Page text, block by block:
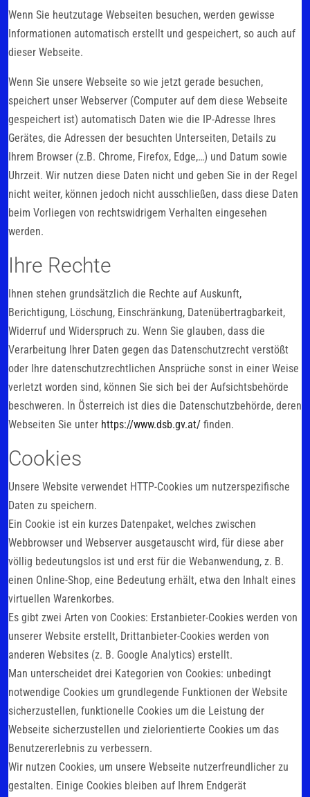
Wenn Sie heutzutage Webseiten besuchen, werden gewisse
Informationen automatisch erstellt und gespeichert, so auch auf
dieser Webseite.
Wenn Sie unsere Webseite so wie jetzt gerade besuchen,
speichert unser Webserver (Computer auf dem diese Webseite
gespeichert ist) automatisch Daten wie die IP-Adresse Ihres
Gerätes, die Adressen der besuchten Unterseiten, Details zu
Ihrem Browser (z.B. Chrome, Firefox, Edge,…) und Datum sowie
Uhrzeit. Wir nutzen diese Daten nicht und geben Sie in der Regel
nicht weiter, können jedoch nicht ausschließen, dass diese Daten
beim Vorliegen von rechtswidrigem Verhalten eingesehen
werden.
Ihre Rechte
Ihnen stehen grundsätzlich die Rechte auf Auskunft,
Berichtigung, Löschung, Einschränkung, Datenübertragbarkeit,
Widerruf und Widerspruch zu. Wenn Sie glauben, dass die
Verarbeitung Ihrer Daten gegen das Datenschutzrecht verstößt
oder Ihre datenschutzrechtlichen Ansprüche sonst in einer Weise
verletzt worden sind, können Sie sich bei der Aufsichtsbehörde
beschweren. In Österreich ist dies die Datenschutzbehörde, deren
Webseiten Sie unter https://www.dsb.gv.at/ finden.
Cookies
Unsere Website verwendet HTTP-Cookies um nutzerspezifische
Daten zu speichern.
Ein Cookie ist ein kurzes Datenpaket, welches zwischen
Webbrowser und Webserver ausgetauscht wird, für diese aber
völlig bedeutungslos ist und erst für die Webanwendung, z. B.
einen Online-Shop, eine Bedeutung erhält, etwa den Inhalt eines
virtuellen Warenkorbes.
Es gibt zwei Arten von Cookies: Erstanbieter-Cookies werden von
unserer Website erstellt, Drittanbieter-Cookies werden von
anderen Websites (z. B. Google Analytics) erstellt.
Man unterscheidet drei Kategorien von Cookies: unbedingt
notwendige Cookies um grundlegende Funktionen der Website
sicherzustellen, funktionelle Cookies um die Leistung der
Webseite sicherzustellen und zielorientierte Cookies um das
Benutzererlebnis zu verbessern.
Wir nutzen Cookies, um unsere Webseite nutzerfreundlicher zu
gestalten. Einige Cookies bleiben auf Ihrem Endgerät